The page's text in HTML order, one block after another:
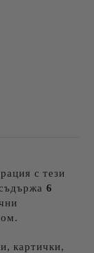
с тези
6
картички,